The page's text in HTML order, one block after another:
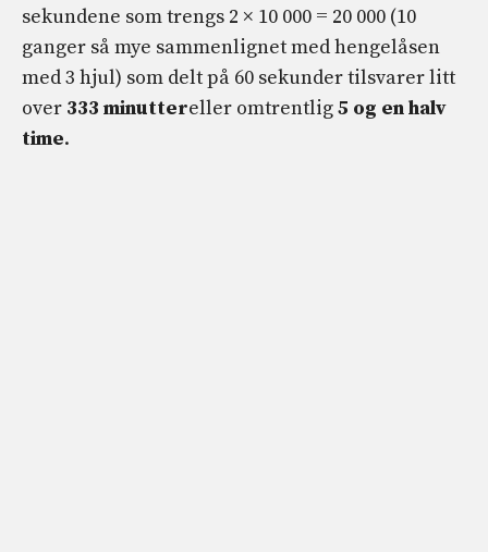
sekundene som trengs 2 × 10 000 = 20 000 (10
ganger så mye sammenlignet med hengelåsen
med 3 hjul) som delt på 60 sekunder tilsvarer litt
over 333 minuttereller omtrentlig5 og en halv
time.